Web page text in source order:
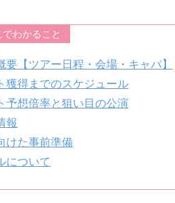
わかること
要【ツアー日程・会場・キャパ】
獲得までのスケジュール
予想倍率と狙い目の公演
報
けた事前準備
について